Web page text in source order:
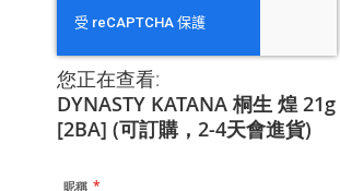
您正在查看:
DYNASTY KATANA 桐生 煌
[2BA] (可訂購，2-4天會進貨)
昵稱